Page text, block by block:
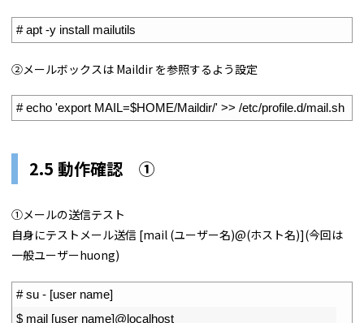
# apt -y install mailutils
②メールボックスは Maildir を参照するよう設定
# echo 'export MAIL=$HOME/Maildir/' >> /etc/profile.d/mail.sh
2.5 動作確認 ①
①メールの送信テスト
自身にテストメール送信 [mail (ユーザー名)@(ホスト名)](今回は
一般ユーザーhuong)
# su - [user name]
$ mail [user name]@localhost